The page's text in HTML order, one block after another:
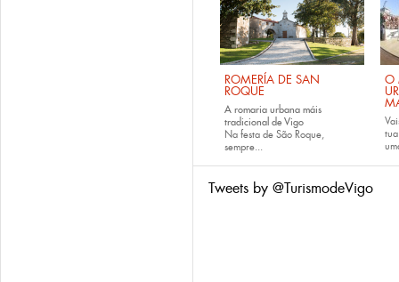
ROMERÍA DE SAN
ROQUE
A romaria urbana máis
tradicional de Vigo
Na festa de São Roque,
sempre...
O
Tweets by @TurismodeVigo